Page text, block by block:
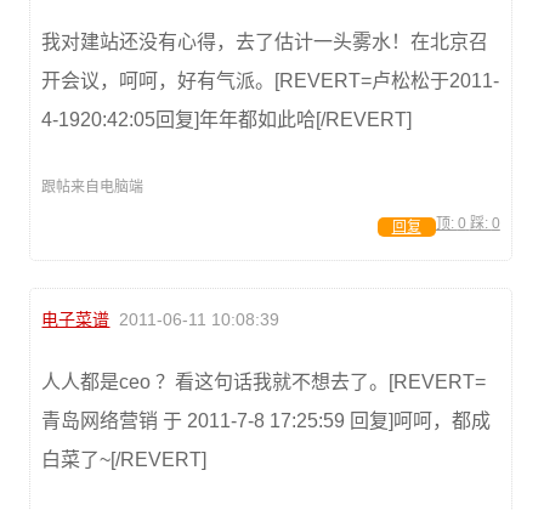
我对建站还没有心得，去了估计一头雾水！在北京召
开会议，呵呵，好有气派。[REVERT=卢松松于2011-
4-1920:42:05回复]年年都如此哈[/REVERT]
跟帖来自电脑端
顶: 0 踩: 0
回复
电子菜谱 2011-06-11 10:08:39
人人都是ceo ？看这句话我就不想去了。[REVERT=
青岛网络营销 于 2011-7-8 17:25:59 回复]呵呵，都成
白菜了~[/REVERT]